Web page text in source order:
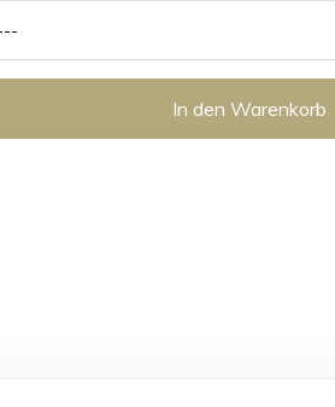
In den Warenkorb